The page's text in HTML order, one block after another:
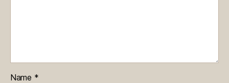
Name *